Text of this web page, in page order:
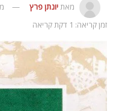
מאתיונתן פרץ
זמן קריאה: 1 דקת קריאה